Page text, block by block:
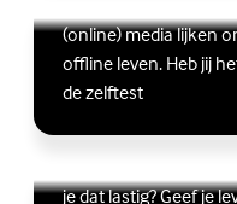
(online) media lijken
offline leven. Heb jij
de zelftest
Lees meer over Ben jij
(Externe link)
Vriendschap
je dat lastig? Geef je
Lees meer over
(Externe link)